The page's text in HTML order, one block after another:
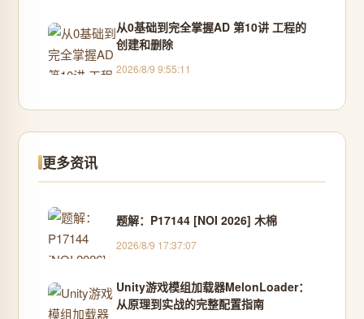
从0基础到完全掌握AD 第10讲 工程的
创建和删除
2026/8/9 9:55:11
更多资讯
题解：P17144 [NOI 2026] 木棉
2026/8/9 17:37:07
Unity游戏模组加载器MelonLoader：
从原理到实战的完整配置指南